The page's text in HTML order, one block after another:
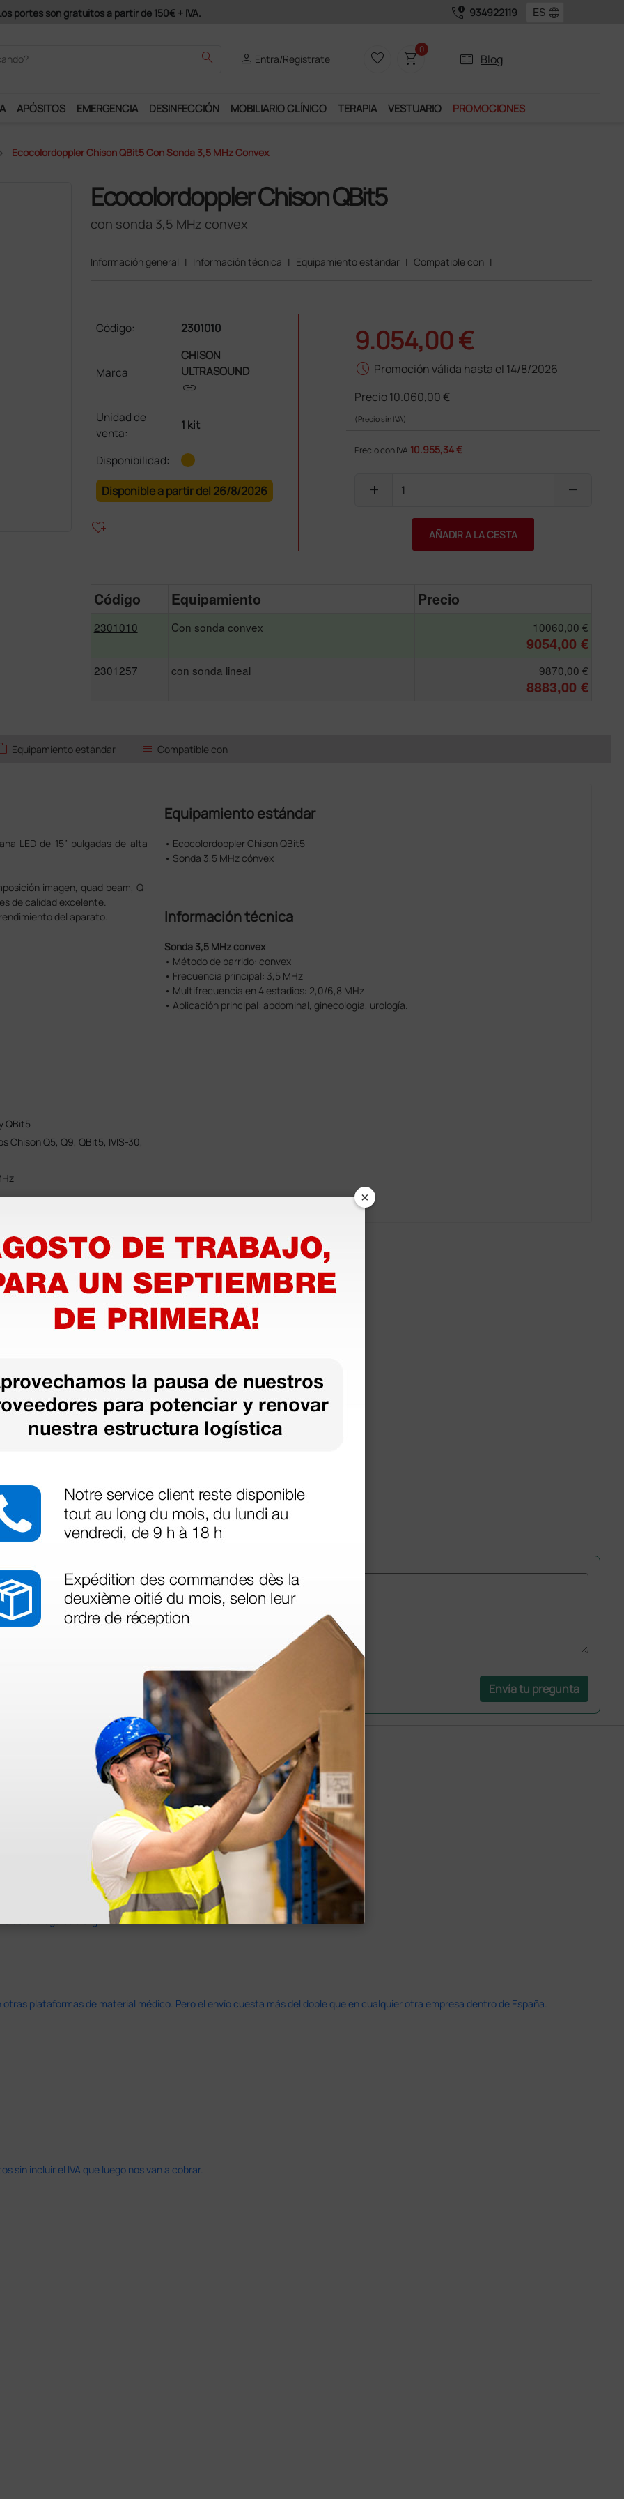
disfrutar de muchos servicios exclusivos. call_quality 934922119 language
search person Entra/Regístrate favorite_border shopping_cart0
two_pager Blog
APÓSITOS EMERGENCIA DESINFECCIÓN MOBILIARIO CLÍNICO TERAPIA VESTUARIO PROMOCIONES
Ecocolordoppler Chison QBit5 Con Sonda 3,5 MHz Convex
Ecocolordoppler Chison QBit5
con sonda 3,5 MHz convex
Información general | Información técnica | Equipamiento estándar | Compatible con |
Código: 2301010
Marca
CHISON
ULTRASOUND
link
Unidad de
venta:
1 kit
Disponibilidad:
Disponible a partir del 26/8/2026
heart_plus
9.054,00 €
schedule Promoción válida hasta el 14/8/2026
Precio10.060,00 €
(Precio sin IVA)
Precio con IVA 10.955,34 €
add remove
AÑADIR A LA CESTA
Código Equipamiento Precio
2301010 Con sonda convex 10060,00 €
9054,00 €
2301257 con sonda lineal 9870,00 €
8883,00 €
Equipamiento estándar list Compatible con
LED de 15” pulgadas de alta
imagen, quad beam, Q-
de calidad excelente.
del aparato.
QBit5
Chison Q5, Q9, QBit5, IVIS-30,
Equipamiento estándar
• Ecocolordoppler Chison QBit5
• Sonda 3,5 MHz cónvex
Información técnica
Sonda 3,5 MHz convex
• Método de barrido: convex
• Frecuencia principal: 3,5 MHz
• Multifrecuencia en 4 estadios: 2,0/6,8 MHz
• Aplicación principal: abdominal, ginecología, urología.
€
Sonda 6,0 MHz micro-
3.619,50 € 3.810,00 €
(Precio sin IVA)
1 ud.
más
que ya
Envía tu pregunta
de entrega se alarga.
plataformas de material médico. Pero el envío cuesta más del doble que en cualquier otra empresa dentro de España.
sin incluir el IVA que luego nos van a cobrar.
×